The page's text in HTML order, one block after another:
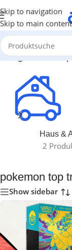
Skip to navigation
Skip to main content
mit
Haus &
2
pokemon top
Show sidebar